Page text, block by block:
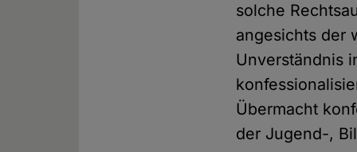
solche
angesichts der
Unver­ständnis
Über­macht
der Jugend-,